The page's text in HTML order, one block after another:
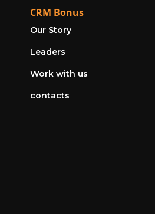
CRM Bonus
Our Story
Leaders
Work with us
contacts